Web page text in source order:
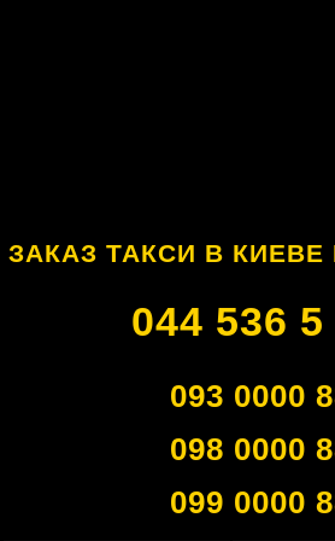
ЗАКАЗ ТАКСИ В
044 536 5
093 0000
098 0000
099 0000